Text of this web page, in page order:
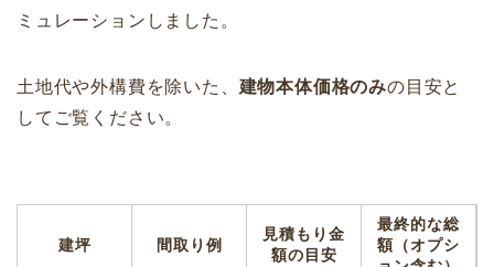
ミュレーションしました。
土地代や外構費を除いた、 建物本体価格のみの目安と
してご覧ください。
建坪 間取り例
見積もり金
額の目安
最終的な総
額（オプシ